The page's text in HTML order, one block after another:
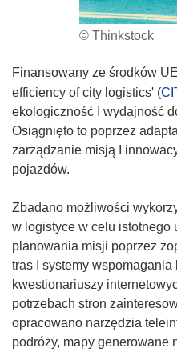
© Thinkstock
Finansowany ze środków
efficiency of city logistics' (
ekologiczność I wydajność
Osiągnięto to poprzez
zarządzanie misją I
pojazdów.
Zbadano możliwości
w logistyce w celu istotnego
planowania misji poprzez
tras I systemy
kwestionariuszy
potrzebach stron
opracowano narzędzia
podróży, mapy generowane